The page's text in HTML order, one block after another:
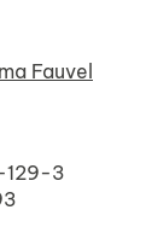
Fauvel
3